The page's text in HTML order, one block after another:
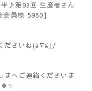
♪第93回 生産者さん
員様 5980】
せくださいね(≧∇≦)/
まへご連絡くださいま